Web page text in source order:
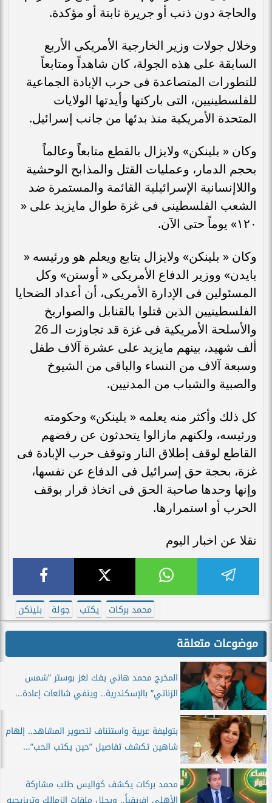
والحاجة دون ذنب أو جريرة ثابتة أو مؤكدة.
وخلال جولات وزير الخارجية الأمريكى الأربع
السابقة على هذه الجولة، كان شاهداً ومتابعاً
للتطورات المتصاعدة فى حرب الإبادة الجماعية
للفلسطينيين، التى باركتها وأيدتها الولايات
المتحدة الأمريكية منذ بدئها من جانب إسرائيل.
وكان « بلينكن» ولايزال بالقطع متابعاً وعالماً
بحجم الدمار، وعمليات القتل والمذابح الوحشية
واللاإنسانية الإسرائيلية القائمة والمستمرة ضد
الشعب الفلسطينى فى غزة طوال مايزيد على «
١٢٠» يوماً حتى الآن.
وكان « بلينكن» ولايزال يتابع ويعلم هو ورئيسه «
بايدن» ووزير الدفاع الأمريكى « أوستن» وكل
المسئولين فى الإدارة الأمريكى، أن أعداد الضحايا
الفلسطينيين الذين قتلوا بالقنابل والصواريخ
والأسلحة الأمريكية فى غزة قد تجاوزت الـ 26
ألف شهيد، بينهم مايزيد على عشرة آلاف طفل
وسبعة آلاف من النساء والباقى من الشيوخ
والصبية والشباب من المدنيين.
كل ذلك وأكثر منه يعلمه « بلينكن» وحكومته
ورئيسه، ولكنهم مازالوا يتحدثون عن رفضهم
القاطع لوقف إطلاق النار وتوقف حرب الإبادة فى
غزة، بحجة حق إسرائيل فى الدفاع عن نفسها،
وإنها وحدها صاحبة الحق فى اتخاذ قرار بوقف
الحرب أو استمرارها.
نقلا عن اخبار اليوم
محمد بركات يكتب جولة بلينكن
موضوعات متعلقة
المخرج محمد هاني يفك لغز بوستر ”شمس
الزناتي” بالإسكندرية.. وينفي شائعات إعادة...
بتوليفة عربية واستئناف لتصوير المشاهد.. إلهام
شاهين تكشف تفاصيل ”حين يكتب الحب”...
محمد بركات يكشف كواليس طلب مشاركة